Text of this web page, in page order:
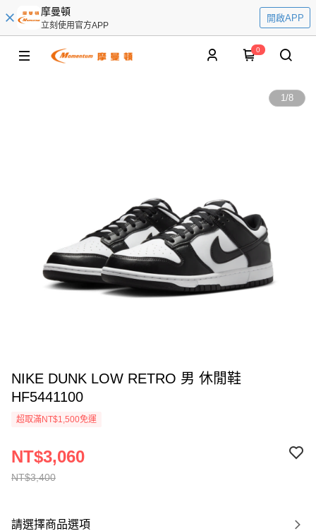
摩曼頓
立刻使用官方APP
開啟APP
0
1/8
NIKE DUNK LOW RETRO 男 休閒鞋
HF5441100
超取滿NT$1,500免運
NT$3,400
NT$3,060
請選擇商品選項